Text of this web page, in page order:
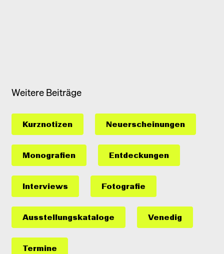
Weitere Beiträge
Kurznotizen Neuerscheinungen
Monografien Entdeckungen
Interviews Fotografie
Ausstellungs­kataloge Venedig
Termine